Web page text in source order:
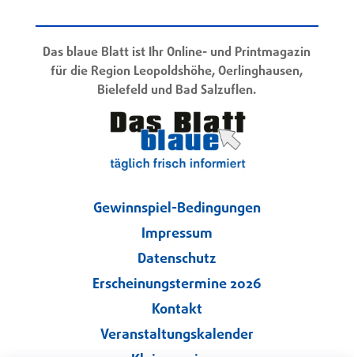
Das blaue Blatt ist Ihr Online- und Printmagazin
für die Region Leopoldshöhe, Oerlinghausen,
Bielefeld und Bad Salzuflen.
Gewinnspiel-Bedingungen
Impressum
Datenschutz
Erscheinungstermine 2026
Kontakt
Veranstaltungskalender